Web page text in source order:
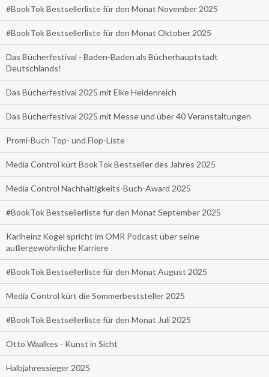
#BookTok Bestsellerliste für den Monat November 2025
#BookTok Bestsellerliste für den Monat Oktober 2025
Das Bücherfestival - Baden-Baden als Bücherhauptstadt
Deutschlands!
Das Bücherfestival 2025 mit Elke Heidenreich
Das Bücherfestival 2025 mit Messe und über 40 Veranstaltungen
Promi-Buch Top- und Flop-Liste
Media Control kürt BookTok Bestseller des Jahres 2025
Media Control Nachhaltigkeits-Buch-Award 2025
#BookTok Bestsellerliste für den Monat September 2025
Karlheinz Kögel spricht im OMR Podcast über seine
außergewöhnliche Karriere
#BookTok Bestsellerliste für den Monat August 2025
Media Control kürt die Sommerbeststeller 2025
#BookTok Bestsellerliste für den Monat Juli 2025
Otto Waalkes - Kunst in Sicht
Halbjahressieger 2025